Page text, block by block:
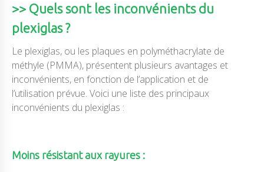
>> Quels sont les inconvénients du
plexiglas ?
Le plexiglas, ou les plaques en polyméthacrylate de
méthyle (PMMA), présentent plusieurs avantages et
inconvénients, en fonction de l’application et de
l’utilisation prévue. Voici une liste des principaux
inconvénients du plexiglas :
Moins résistant aux rayures :